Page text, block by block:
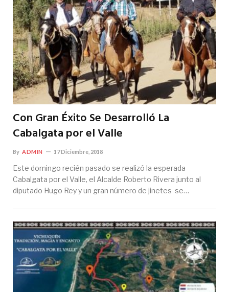
Con Gran Éxito Se Desarrolló La
Cabalgata por el Valle
By ADMIN 17 Diciembre, 2018
Este domingo recién pasado se realizó la esperada
Cabalgata por el Valle, el Alcalde Roberto Rivera junto al
diputado Hugo Rey y un gran número de jinetes se…